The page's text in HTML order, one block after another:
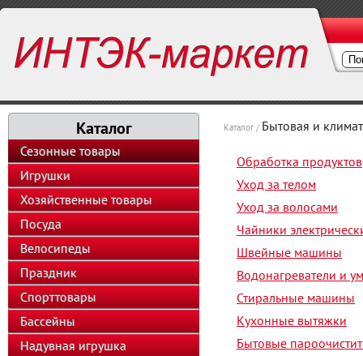
Каталог
Сезонные товары
Игрушки
Хозяйственные товары
Посуда
Велосипеды
Праздник
Спорттовары
Бассейны
Надувная игрушка
Каталог / Бытовая и
Обработка продуктов
Уход за телом
Уход за волосами
Чайники
Швейные машины
Водонагреватели и
Стиральные машины
Кухонные вытяжки
Бытовые